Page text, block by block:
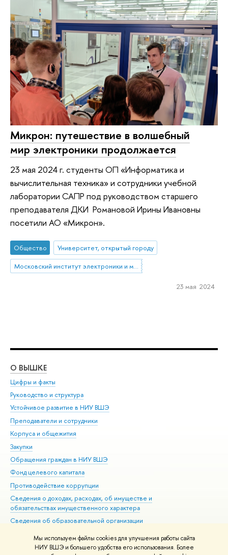
Мы используем файлы cookies для улучшения работы сайта
НИУ ВШЭ и большего удобства его использования. Более
Микрон: путешествие в волшебный
мир электроники продолжается
23 мая 2024 г. студенты ОП «Информатика и
вычислительная техника» и сотрудники учебной
лаборатории САПР под руководством старшего
преподавателя ДКИ Романовой Ирины Ивановны
посетили АО «Микрон».
Общество
Университет, открытый городу
Московский институт электроники и математики им. А.Н. Тихонова
23 мая 2024
О ВЫШКЕ
Цифры и факты
Руководство и структура
Устойчивое развитие в НИУ ВШЭ
Преподаватели и сотрудники
Корпуса и общежития
Закупки
Обращения граждан в НИУ ВШЭ
Фонд целевого капитала
Противодействие коррупции
Сведения о доходах, расходах, об имуществе и
обязательствах имущественного характера
Сведения об образовательной организации
Людям с ограниченными возможностями здоровья
Единая платежная страница